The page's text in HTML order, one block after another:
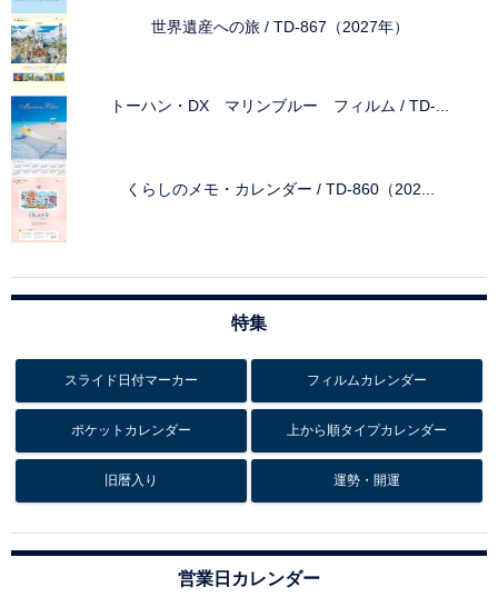
世界遺産への旅 / TD-867（2027年）
トーハン・DX マリンブルー フィルム / TD-...
くらしのメモ・カレンダー / TD-860（202...
特集
スライド日付マーカー フィルムカレンダー
ポケットカレンダー 上から順タイプカレンダー
旧暦入り 運勢・開運
営業日カレンダー